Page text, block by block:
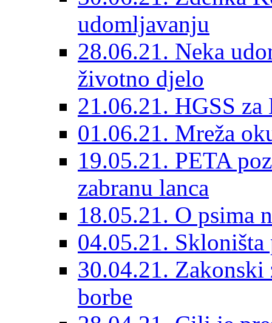
udomljavanju
28.06.21. Neka
životno djelo
21.06.21. HGSS za
01.06.21. Mreža
19.05.21. PETA
zabranu lanca
18.05.21. O psima
04.05.21.
30.04.21. Zakonski
borbe